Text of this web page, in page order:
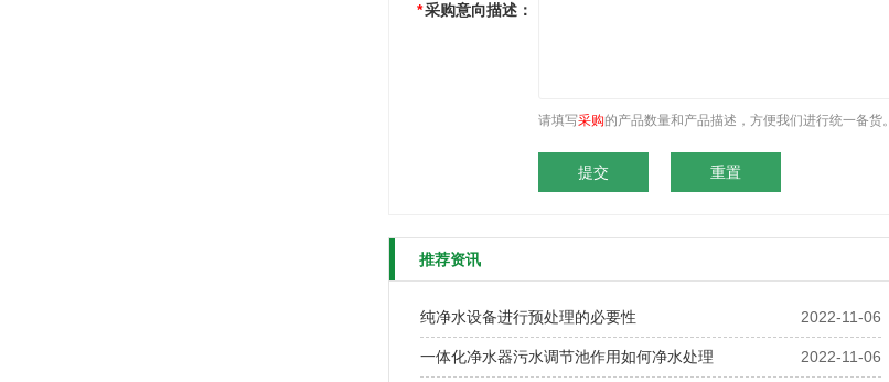
*采购意向描述：
请填写采购的产品数量和产品描述，方便我们进行统一备货。
推荐资讯
2022-11-06
纯净水设备进行预处理的必要性
2022-11-06
一体化净水器污水调节池作用如何净水处理